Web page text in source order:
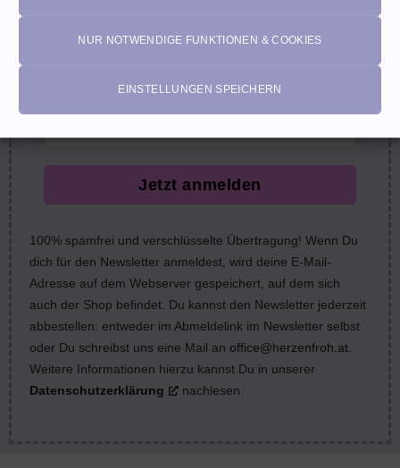
NUR NOTWENDIGE FUNKTIONEN & COOKIES
EINSTELLUNGEN SPEICHERN
Jetzt anmelden
100% spamfrei und verschlüsselte Übertragung! Wenn Du
dich für den Newsletter anmeldest, wird deine E-Mail-
Adresse auf dem Webserver gespeichert, auf dem sich
auch der Shop befindet. Du kannst den Newsletter jederzeit
abbestellen: entweder im Abmeldelink im Newsletter selbst
oder Du schreibst uns eine Mail an office@herzenfroh.at
Weitere Informationen hierzu kannst Du in unserer
Datenschutzerklärung
nachlesen.